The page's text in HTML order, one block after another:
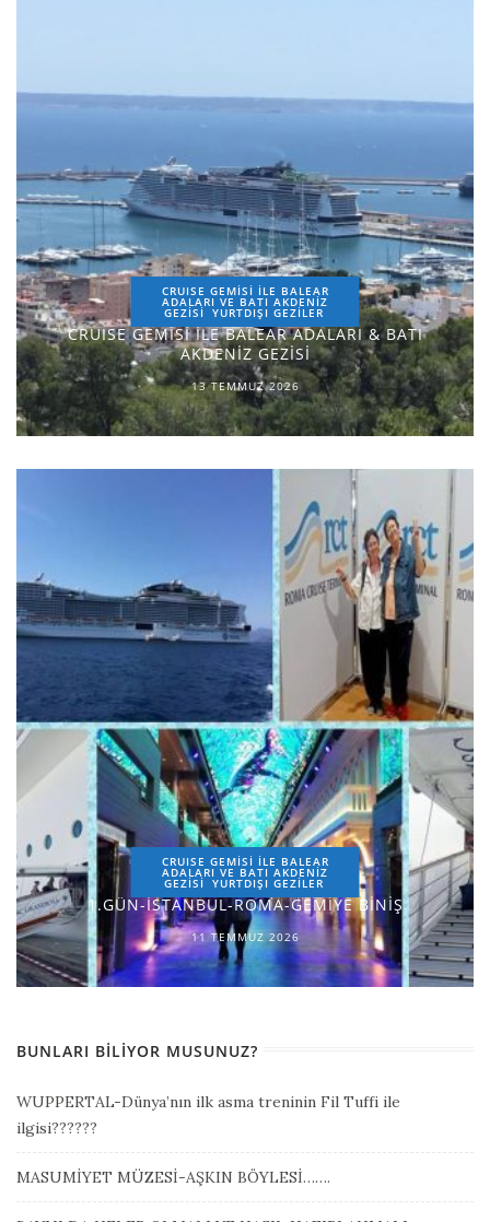
CRUISE GEMİSİ İLE BALEAR
ADALARI VE BATI AKDENİZ
GEZİSİ YURTDIŞI GEZILER
CRUISE GEMİSİ İLE BALEAR ADALARI & BATI
AKDENİZ GEZİSİ
13 TEMMUZ 2026
CRUISE GEMİSİ İLE BALEAR
ADALARI VE BATI AKDENİZ
GEZİSİ YURTDIŞI GEZILER
1.GÜN-İSTANBUL-ROMA-GEMİYE BİNİŞ
11 TEMMUZ 2026
BUNLARI BILIYOR MUSUNUZ?
WUPPERTAL-Dünya’nın ilk asma treninin Fil Tuffi ile
ilgisi??????
MASUMİYET MÜZESİ-AŞKIN BÖYLESİ…….